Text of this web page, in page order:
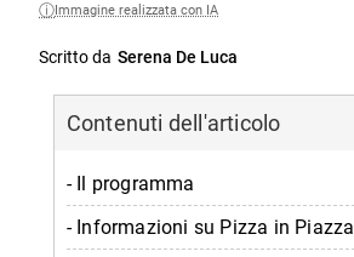
Immagine realizzata con IA
Scritto da Serena De Luca
Contenuti dell'articolo
- Il programma
- Informazioni su Pizza in Piazza